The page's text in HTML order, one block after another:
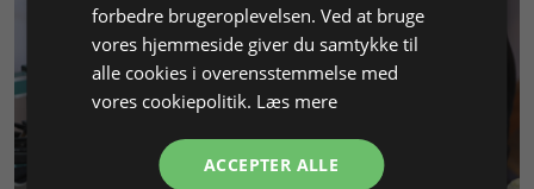
SMYKKEKURSUS
forbedre brugeroplevelsen. Ved at bruge
vores hjemmeside giver du samtykke til
alle cookies i overensstemmelse med
vores cookiepolitik. Læs mere
ACCEPTER ALLE